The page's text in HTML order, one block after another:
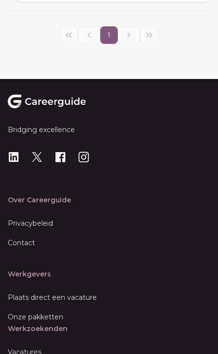
1
Bridging excellence
LinkedIn
X Instagram
Over Careerguide
Privacybeleid
Contact
Werkgevers
Plaats direct een vacature
Onze pakketten
Werkzoekenden
Vacatures